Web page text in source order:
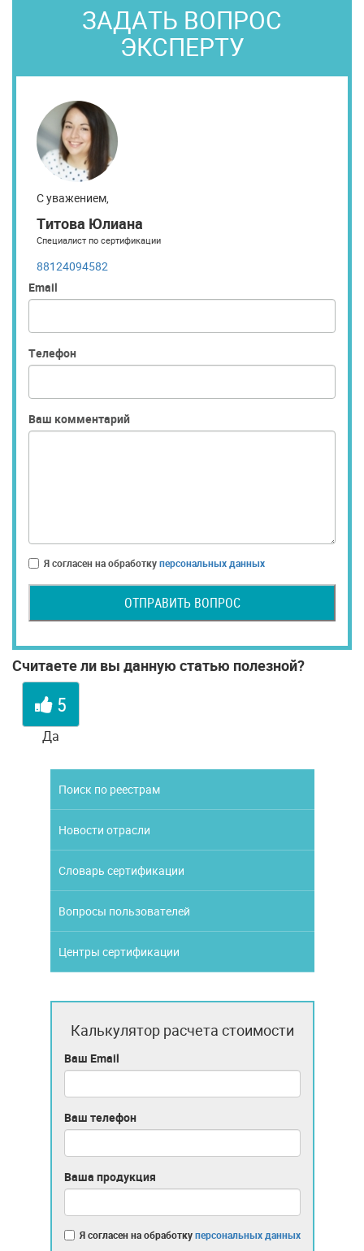
ЗАДАТЬ ВОПРОС
ЭКСПЕРТУ
С уважением,
Титова Юлиана
Специалист по сертификации
88124094582
Email
Телефон
Ваш комментарий
Я согласен на обработкуперсональных данных
ОТПРАВИТЬ ВОПРОС
Считаете ли вы данную статью полезной?
5
Да
Поиск по реестрам
Новости отрасли
Словарь сертификации
Вопросы пользователей
Центры сертификации
Калькулятор расчета стоимости
Ваш Email
Ваш телефон
Ваша продукция
Я согласен на обработкуперсональных данных